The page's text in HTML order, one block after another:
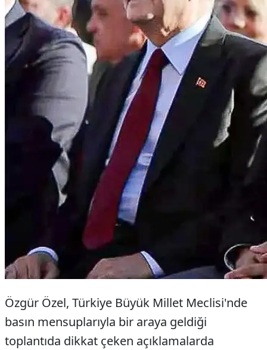
Özgür Özel, Türkiye Büyük Millet Meclisi'nde
basın mensuplarıyla bir araya geldiği
toplantıda dikkat çeken açıklamalarda